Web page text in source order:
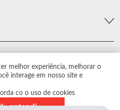
melhor experiência, melhorar o
interage em nosso site e
co o uso de cookies
entendi
os direitos reservados.
e estoque sujeito a alterações sem
prévio.